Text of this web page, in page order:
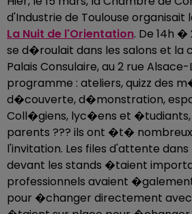
d'Industrie de Toulouse
La Nuit de l'Orientation. De 14h
se d�roulait dans les salons et la
Palais Consulaire, au 2 rue Alsace-
programme : ateliers, quizz des
d�couverte, d�monstration,
Coll�giens, lyc�ens et �tudiants,
parents ??? ils ont �t�
l'invitation. Les files d'attente
devant les stands �taient
professionnels avaient
pour �changer directement avec